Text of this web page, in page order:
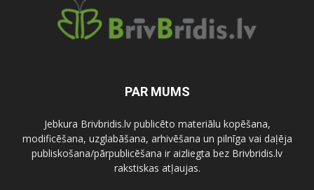
PAR MUMS
Jebkura Brivbridis.lv publicēto materiālu kopēšana,
modificēšana, uzglabāšana, arhivēšana un pilnīga vai daļēja
publiskošana/pārpublicēšana ir aizliegta bez Brivbridis.lv
rakstiskas atļaujas.